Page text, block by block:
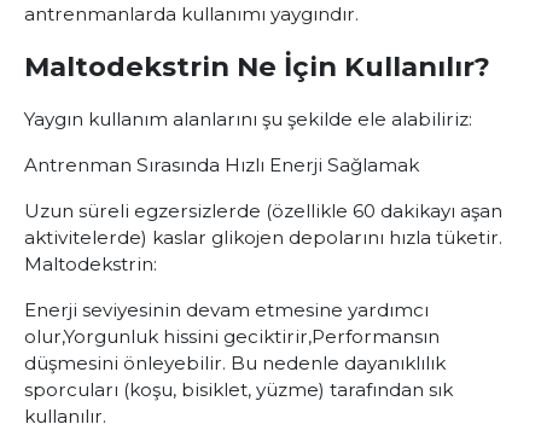
antrenmanlarda kullanımı yaygındır.
Maltodekstrin Ne İçin Kullanılır?
Yaygın kullanım alanlarını şu şekilde ele alabiliriz:
Antrenman Sırasında Hızlı Enerji Sağlamak
Uzun süreli egzersizlerde (özellikle 60 dakikayı aşan
aktivitelerde) kaslar glikojen depolarını hızla tüketir.
Maltodekstrin:
Enerji seviyesinin devam etmesine yardımcı
olur,Yorgunluk hissini geciktirir,Performansın
düşmesini önleyebilir. Bu nedenle dayanıklılık
sporcuları (koşu, bisiklet, yüzme) tarafından sık
kullanılır.